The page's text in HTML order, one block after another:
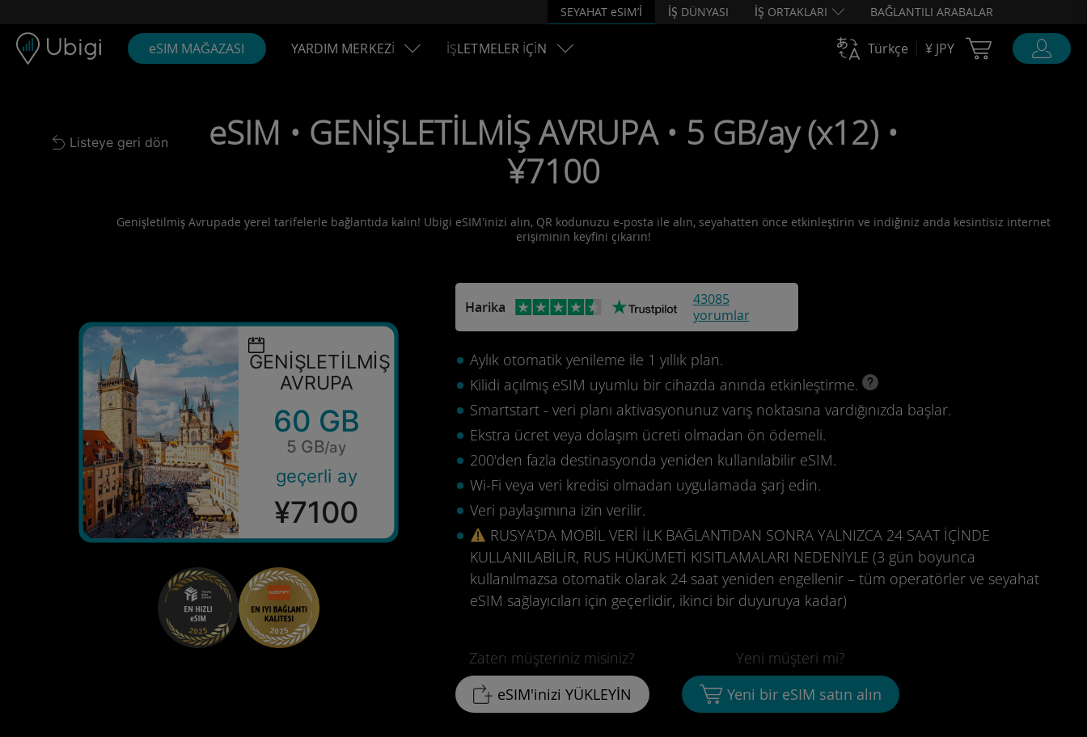
SEYAHAT eSIM’İ İŞ DÜNYASI İŞ ORTAKLARI BAĞLANTILI ARABALAR
eSIM MAĞAZASI YARDIM MERKEZİ İŞLETMELER İÇİN Türkçe ¥ JPY Cart Ubigi
Back to list
Listeye geri dön
eSIM • GENİŞLETİLMİŞ AVRUPA • 5 GB/ay (x12) •
¥7100
Genişletilmiş Avrupade yerel tarifelerle bağlantıda kalın! Ubigi eSIM'inizi alın, QR kodunuzu e-posta ile alın, seyahatten önce etkinleştirin ve indiğiniz anda kesintisiz internet
erişiminin keyfini çıkarın!
GENİŞLETİLMİŞ
AVRUPA
60 GB
5 GB/ay
geçerli ay
¥7100
Harika
43085
yorumlar
Aylık otomatik yenileme ile 1 yıllık plan.
Kilidi açılmış eSIM uyumlu bir cihazda anında etkinleştirme.
Smartstart - veri planı aktivasyonunuz varış noktasına vardığınızda başlar.
Ekstra ücret veya dolaşım ücreti olmadan ön ödemeli.
200'den fazla destinasyonda yeniden kullanılabilir eSIM.
Wi-Fi veya veri kredisi olmadan uygulamada şarj edin.
Veri paylaşımına izin verilir.
RUSYA’DA MOBİL VERİ İLK BAĞLANTIDAN SONRA YALNIZCA 24 SAAT İÇİNDE
KULLANILABİLİR, RUS HÜKÜMETİ KISITLAMALARI NEDENİYLE (3 gün boyunca
kullanılmazsa otomatik olarak 24 saat yeniden engellenir – tüm operatörler ve seyahat
eSIM sağlayıcıları için geçerlidir, ikinci bir duyuruya kadar)
Zaten müşteriniz misiniz?
eSIM'inizi YÜKLEYİN
Yeni müşteri mi?
Yeni bir eSIM satın alın